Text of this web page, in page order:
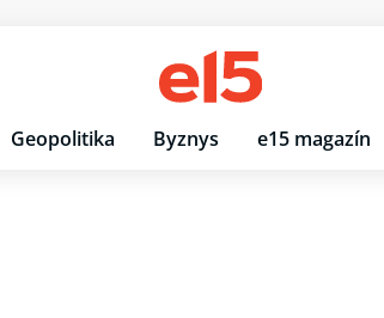
Geopolitika Byznys e15 magazín